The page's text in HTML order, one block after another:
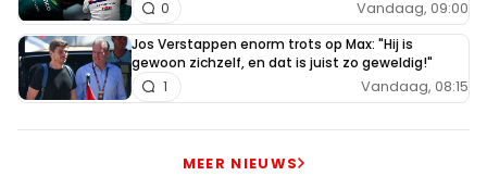
Vandaag, 09:00
0
Jos Verstappen enorm trots op Max: "Hij is
gewoon zichzelf, en dat is juist zo geweldig!"
Vandaag, 08:15
1
MEER NIEUWS